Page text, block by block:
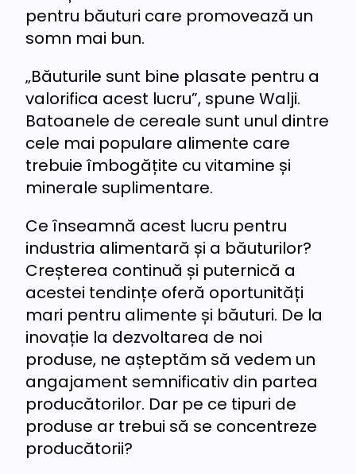
pentru băuturi care promovează un
somn mai bun.
„Băuturile sunt bine plasate pentru a
valorifica acest lucru”, spune Walji.
Batoanele de cereale sunt unul dintre
cele mai populare alimente care
trebuie îmbogățite cu vitamine și
minerale suplimentare.
Ce înseamnă acest lucru pentru
industria alimentară și a băuturilor?
Creșterea continuă și puternică a
acestei tendințe oferă oportunități
mari pentru alimente și băuturi. De la
inovație la dezvoltarea de noi
produse, ne așteptăm să vedem un
angajament semnificativ din partea
producătorilor. Dar pe ce tipuri de
produse ar trebui să se concentreze
producătorii?